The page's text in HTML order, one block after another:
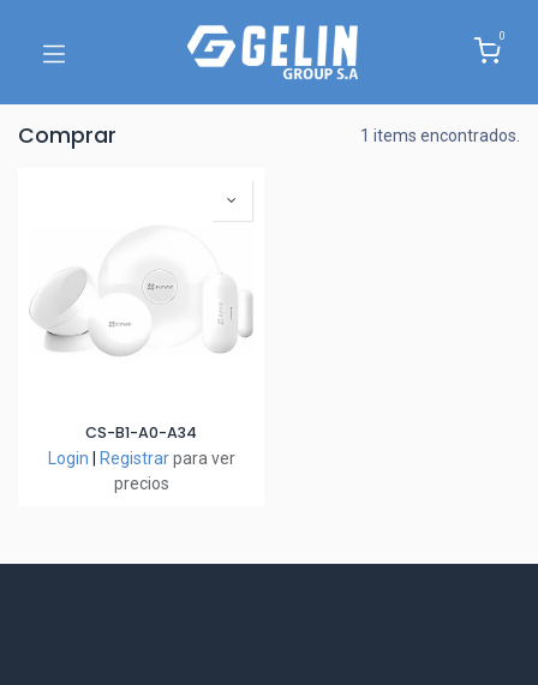
0
Comprar 1 items encontrados.
CS-B1-A0-A34
Login Registrar para ver
precios